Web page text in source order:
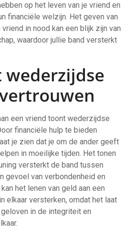
op het leven van je vriend en
financiële welzijn. Het geven van
in nood kan een blijk zijn van
waardoor jullie band versterkt
een vriend toont wederzijdse
financiële hulp te bieden
je zien dat je om de ander geeft
in moeilijke tijden. Het tonen
versterkt de band tussen
gevoel van verbondenheid en
het lenen van geld aan een
elkaar versterken, omdat het laat
in de integriteit en